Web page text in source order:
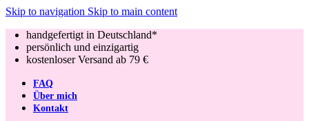
Skip to navigation Skip to main content
handgefertigt in Deutschland*
persönlich und einzigartig
kostenloser Versand ab 79 €
FAQ
Über mich
Kontakt